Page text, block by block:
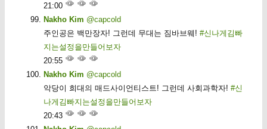
21:00
Nakho Kim @capcold
주인공은 백만장자! 그런데 무대는 짐바브웨!#신나게김빠
지는설정을만들어보자
20:55
Nakho Kim @capcold
악당이 희대의 매드사이언티스트! 그런데 사회과학자!#신
나게김빠지는설정을만들어보자
20:43